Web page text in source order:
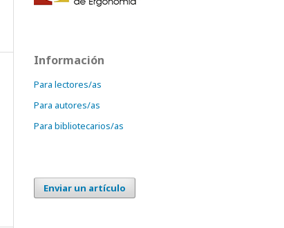
Información
Para lectores/as
Para autores/as
Para bibliotecarios/as
Enviar un artículo